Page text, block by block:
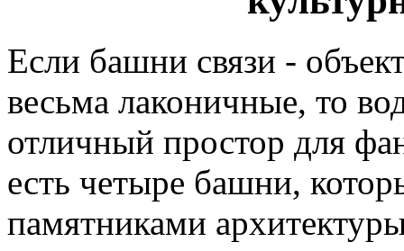
Если башни связи -
весьма лаконичные, то
отличный простор для
есть четыре башни,
памятниками